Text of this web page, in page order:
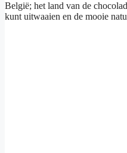
België; het land van de
kunt uitwaaien en de mooie